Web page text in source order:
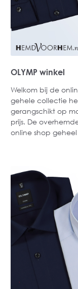
OLYMP winkel
Welkom bij de
gehele collectie
gerangschikt op
prijs. De
online shop